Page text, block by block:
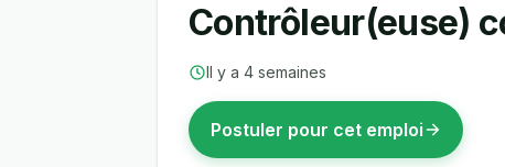
Contrôleur(euse)
Il y a 4 semaines
Postuler pour cet emploi